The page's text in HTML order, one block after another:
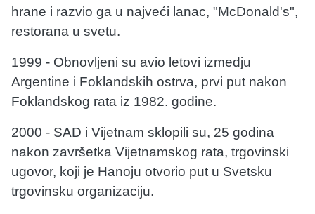
hrane i razvio ga u najveći lanac, "McDonald's",
restorana u svetu.
1999 - Obnovljeni su avio letovi izmedju
Argentine i Foklandskih ostrva, prvi put nakon
Foklandskog rata iz 1982. godine.
2000 - SAD i Vijetnam sklopili su, 25 godina
nakon završetka Vijetnamskog rata, trgovinski
ugovor, koji je Hanoju otvorio put u Svetsku
trgovinsku organizaciju.